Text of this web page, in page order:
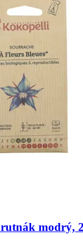
modrý,